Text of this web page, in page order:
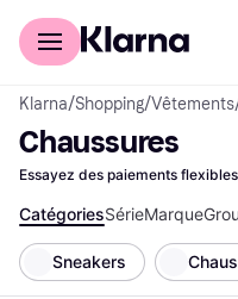
Acheter avec Klarna
Klarna/Shopping/Vêtements
Chaussures
Essayez des paiements
CatégoriesSérieMarque
Sneakers